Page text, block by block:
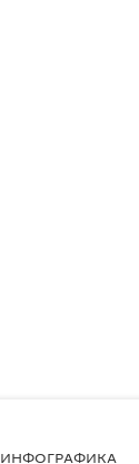
ИНФОГРАФИКА